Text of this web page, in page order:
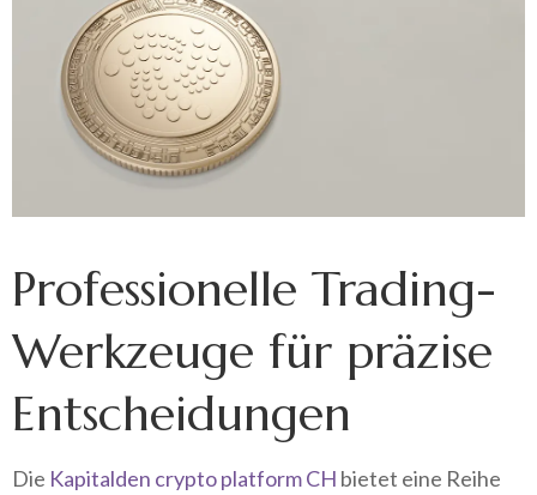
Professionelle Trading-
Werkzeuge für präzise
Entscheidungen
Die Kapitalden crypto platform CH bietet eine Reihe